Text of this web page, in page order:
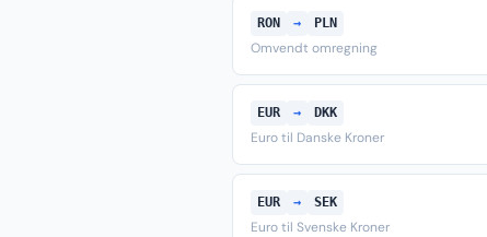
RON → PLN
Omvendt omregning
EUR → DKK
Euro til Danske Kroner
EUR → SEK
Euro til Svenske Kroner